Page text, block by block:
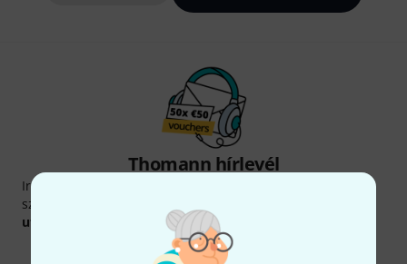
Thomann hírlevél
Iratkozz fel a Thomann angol nyelvű hírlevelére, és kis
szerencsével megnyerheted a
utalvány
Inspiráló gondolatok
Akciók